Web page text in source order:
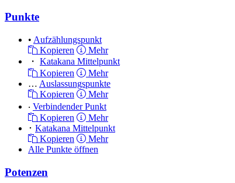
Punkte
• Aufzählungspunkt
Kopieren
Mehr
・ Katakana Mittelpunkt
Kopieren
Mehr
… Auslassungspunkte
Kopieren
Mehr
‧ Verbindender Punkt
Kopieren
Mehr
･ Katakana Mittelpunkt
Kopieren
Mehr
Alle Punkte öffnen
Potenzen